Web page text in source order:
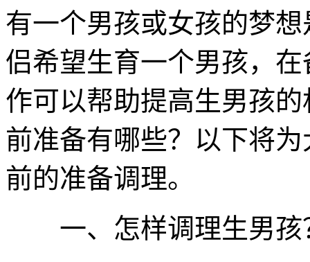
有一个男孩或女孩的梦
侣希望生育一个男孩，
作可以帮助提高生男孩
前准备有哪些？以下将
前的准备调理。
一、怎样调理生男孩